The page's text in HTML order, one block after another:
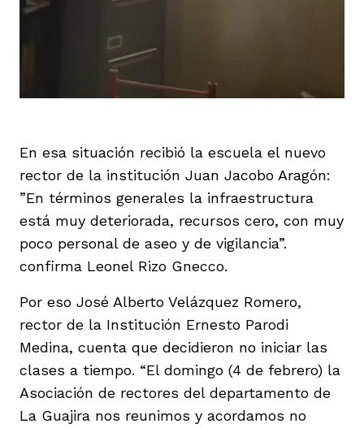
En esa situación recibió la escuela el nuevo
rector de la institución Juan Jacobo Aragón:
”En términos generales la infraestructura
está muy deteriorada, recursos cero, con muy
poco personal de aseo y de vigilancia”.
confirma Leonel Rizo Gnecco.
Por eso José Alberto Velázquez Romero,
rector de la Institución Ernesto Parodi
Medina, cuenta que decidieron no iniciar las
clases a tiempo. “El domingo (4 de febrero) la
Asociación de rectores del departamento de
La Guajira nos reunimos y acordamos no